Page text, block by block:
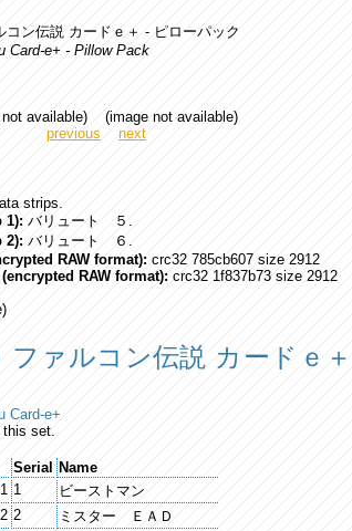
コン伝説 カードｅ＋ - ピローパック
Card-e+ - Pillow Pack
not available) (image not available)
previous
next
strips.
1):バリュート ５.
2):バリュート ６.
RAW format):crc32 785cb607 size 2912
RAW format):crc32 1f837b73 size 2912
ファルコン伝説 カードｅ＋
Card-e+
this set.
Serial Name
1
ビーストマン
2
ミスター ＥＡＤ